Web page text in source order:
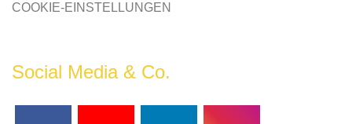
COOKIE-EINSTELLUNGEN
Social Media & Co.